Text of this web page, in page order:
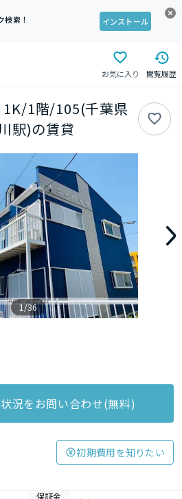
検索！
インストール
お気に入り 閲覧履歴
1K/1階/105(千葉県
駅)の賃貸
1/36
況をお問い合わせ(無料)
初期費用を知りたい
保証金